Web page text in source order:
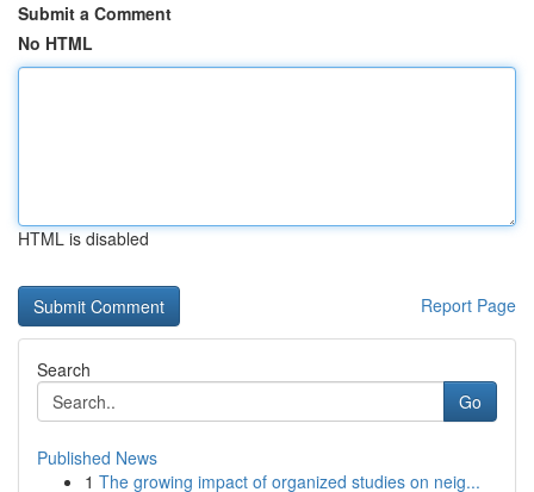
Submit a Comment
No HTML
HTML is disabled
Report Page
Search
Go
Published News
1 The growing impact of organized studies on neig...